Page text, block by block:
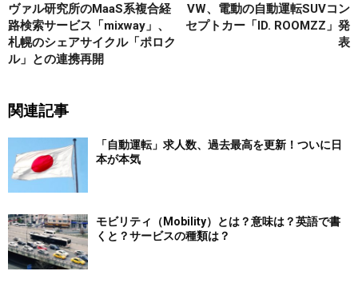
ヴァル研究所のMaaS系複合経
路検索サービス「mixway」、
札幌のシェアサイクル「ポロク
ル」との連携再開
VW、電動の自動運転SUVコン
セプトカー「ID. ROOMZZ」発
表
関連記事
「自動運転」求人数、過去最高を更新！ついに日
本が本気
モビリティ（Mobility）とは？意味は？英語で書
くと？サービスの種類は？